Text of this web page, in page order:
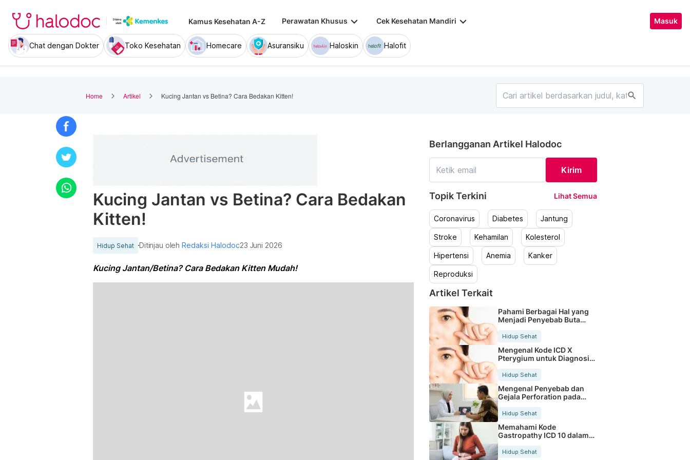
Kamus Kesehatan A-Z Perawatan Khusus keyboard_arrow_down Cek Kesehatan Mandiri keyboard_arrow_down Masuk
Chat dengan Dokter Toko Kesehatan Homecare Asuransiku Haloskin Halofit
Home Artikel Kucing Jantan vs Betina? Cara Bedakan Kitten! search
Kucing Jantan vs Betina? Cara Bedakan
Kitten!
Hidup Sehat Ditinjau olehRedaksi Halodoc23 Juni 2026
Kucing Jantan/Betina? Cara Bedakan Kitten Mudah!
Berlangganan Artikel Halodoc
Kirim
Topik Terkini Lihat Semua
Coronavirus Diabetes Jantung
Stroke Kehamilan Kolesterol
Hipertensi Anemia Kanker
Reproduksi
Artikel Terkait
Pahami Berbagai Hal yang
Menjadi Penyebab Buta
Hidup Sehat
Mengenal Kode ICD X
Pterygium untuk Diagnosis
Hidup Sehat
Mengenal Penyebab dan
Gejala Perforation pada
Tubuh
Hidup Sehat
Memahami Kode
Gastropathy ICD 10 dalam
Rekam Medis Pasien
Hidup Sehat